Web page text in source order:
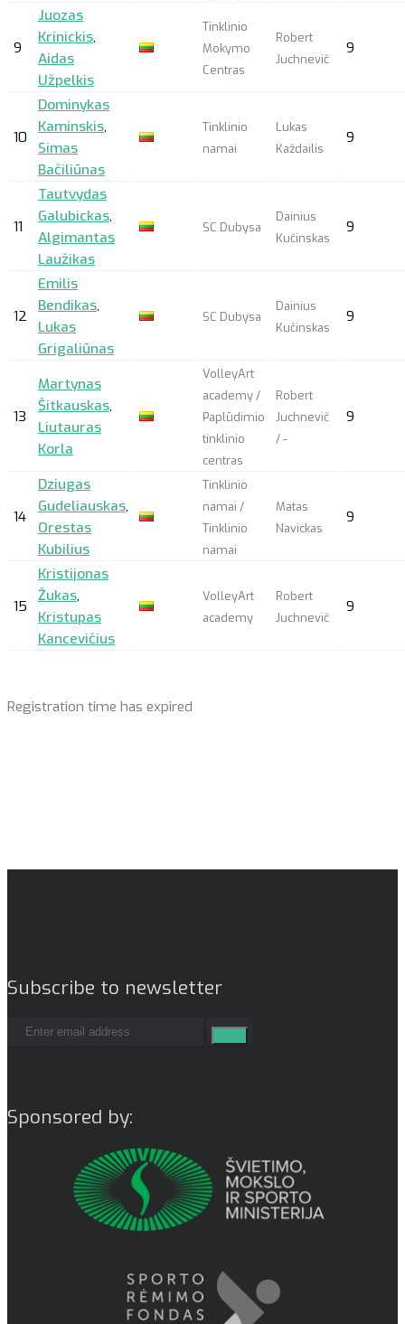
9
Juozas
Krinickis,
Aidas
Užpelkis
Tinklinio
Mokymo
Centras
Robert
Juchnevič
9
10
Dominykas
Kaminskis,
Simas
Bačiliūnas
Tinklinio
namai
Lukas
Každailis
9
11
Tautvydas
Galubickas,
Algimantas
Laužikas
SC Dubysa
Dainius
Kučinskas
9
12
Emilis
Bendikas,
Lukas
Grigaliūnas
SC Dubysa
Dainius
Kučinskas
9
13
Martynas
Šitkauskas,
Liutauras
Korla
VolleyArt
academy /
Paplūdimio
tinklinio
centras
Robert
Juchnevič
/ -
9
14
Dziugas
Gudeliauskas,
Orestas
Kubilius
Tinklinio
namai /
Tinklinio
namai
Matas
Navickas
9
15
Kristijonas
Žukas,
Kristupas
Kancevičius
VolleyArt
academy
Robert
Juchnevič
9
Registration time has expired
Subscribe to newsletter
Sponsored by: